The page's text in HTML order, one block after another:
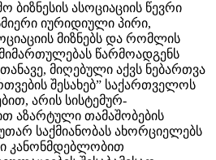
ბიზნესის ასოციაციის წევრი
იურიდიული პირი,
მიზნებს და რომლის
წარმოადგენს
მიღებული აქვს ნებართვა
შესახებ” საქართველოს
არის სისტემურ-
აზარტული თამაშობების
საქმიანობას ახორციელებს
კანონმდებლობით